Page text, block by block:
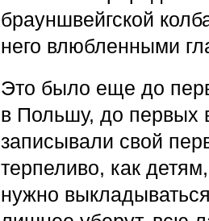
брауншвейгской
него влюбленными
Это было еще до
в Польшу, до первых
записывали свой
терпеливо, как
нужно